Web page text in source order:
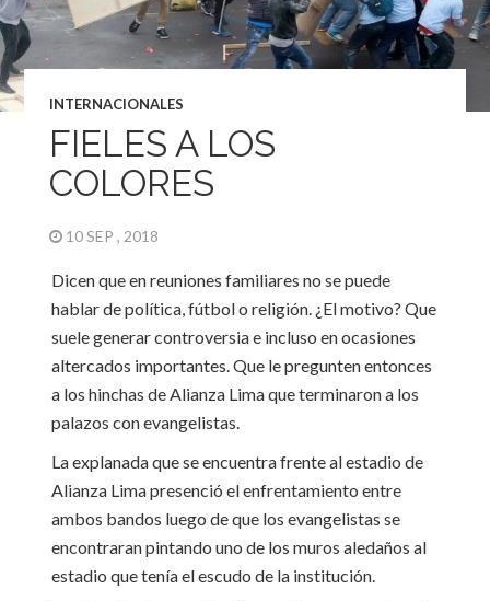
INTERNACIONALES
FIELES A LOS
COLORES
10 SEP , 2018
Dicen que en reuniones familiares no se puede
hablar de política, fútbol o religión. ¿El motivo? Que
suele generar controversia e incluso en ocasiones
altercados importantes. Que le pregunten entonces
a los hinchas de Alianza Lima que terminaron a los
palazos con evangelistas.
La explanada que se encuentra frente al estadio de
Alianza Lima presenció el enfrentamiento entre
ambos bandos luego de que los evangelistas se
encontraran pintando uno de los muros aledaños al
estadio que tenía el escudo de la institución.